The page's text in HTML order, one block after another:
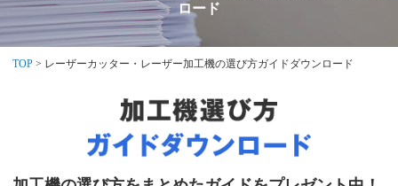
ロード
TOP > レーザーカッター・レーザー加工機の選び方ガイドダウンロード